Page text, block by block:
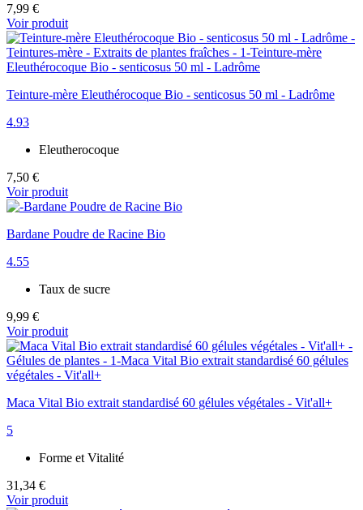
7,99 €
Voir produit
Teinture-mère Eleuthérocoque Bio - senticosus 50 ml - Ladrôme
4.93
Eleutherocoque
7,50 €
Voir produit
Bardane Poudre de Racine Bio
4.55
Taux de sucre
9,99 €
Voir produit
Maca Vital Bio extrait standardisé 60 gélules végétales - Vit'all+
5
Forme et Vitalité
31,34 €
Voir produit